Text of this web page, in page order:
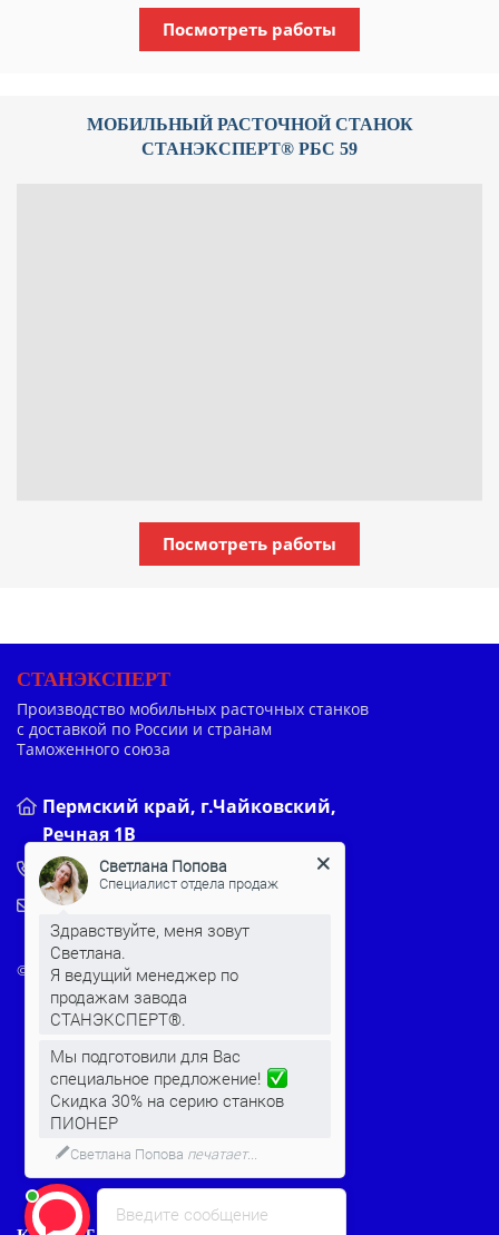
Посмотреть работы
МОБИЛЬНЫЙ РАСТОЧНОЙ СТАНОК
СТАНЭКСПЕРТ® РБС 59
Посмотреть работы
СТАНЭКСПЕРТ
Производство мобильных расточных станков
с доставкой по России и странам
Таможенного союза
Пермский край, г.Чайковский,
Речная 1В
+7 (800) 100-72-49
stanki@stanexpert.com
© 2022-2026 Все права защищены
Введите сообщение
Светлана Попова
Специалист отдела продаж
Здравствуйте, меня зовут
Светлана.
Я ведущий менеджер по
продажам завода
СТАНЭКСПЕРТ®.
Мы подготовили для Вас
специальное предложение!
Скидка 30% на серию станков
ПИОНЕР
Светлана Попова печатает...